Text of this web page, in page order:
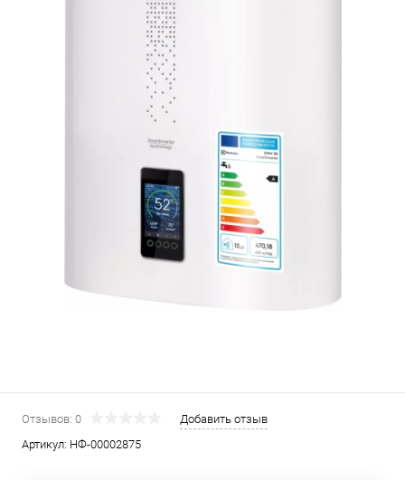
Отзывов: 0
Добавить отзыв
Артикул: НФ-00002875